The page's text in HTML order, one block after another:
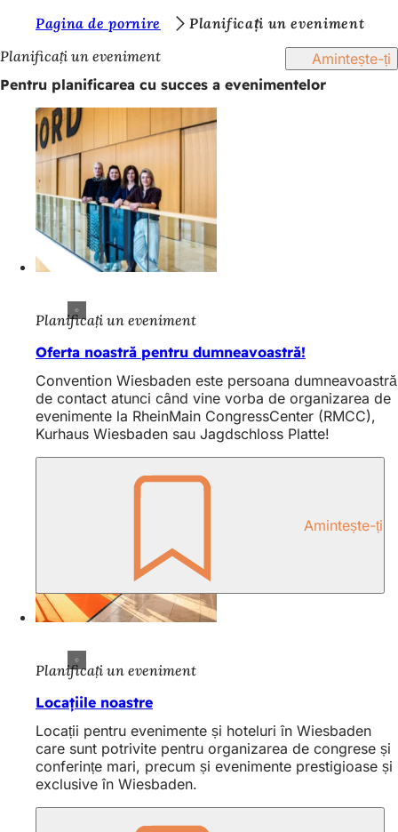
Salt la conținut
u
n
Pagina de pornire
Planificați un eveniment
Planificați un eveniment
Amintește-ți
Pentru planificarea cu succes a evenimentelor
Planificați un eveniment
Oferta noastră pentru dumneavoastră!
Convention Wiesbaden este persoana dumneavoastră
de contact atunci când vine vorba de organizarea de
evenimente la RheinMain CongressCenter (RMCC),
Kurhaus Wiesbaden sau Jagdschloss Platte!
Amintește-ți
Planificați un eveniment
Locațiile noastre
Locații pentru evenimente și hoteluri în Wiesbaden
care sunt potrivite pentru organizarea de congrese și
conferințe mari, precum și evenimente prestigioase și
exclusive în Wiesbaden.